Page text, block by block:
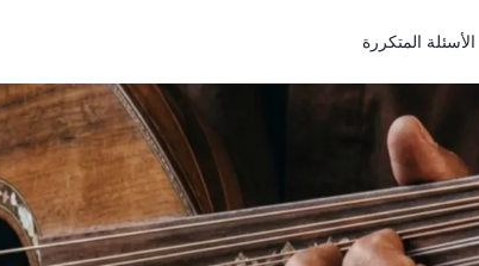
الأسئلة المتكررة